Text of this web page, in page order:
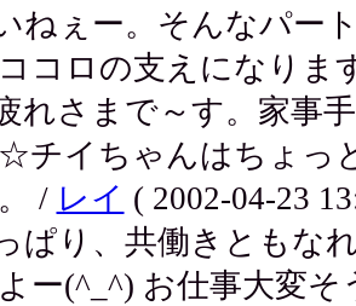
ねぇー。そんなパー
コロの支えになりま
れさまで～す。家事
チイちゃんはちょっ
/ レイ ( 2002-04-23
ぱり、共働きともな
ー(^_^) お仕事大変